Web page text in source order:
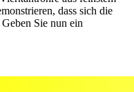
dass sich die
Sie nun ein